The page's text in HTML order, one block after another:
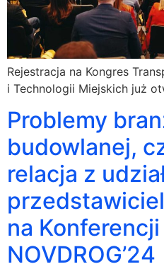
Rejestracja na Kongres
i Technologii Miejskich już
Problemy
budowlanej,
relacja z
na Konferencji
NOVDROG’24